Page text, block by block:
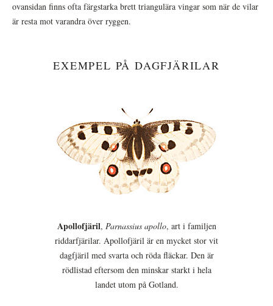
ovansidan finns ofta färgstarka brett triangulära vingar som när de vilar
är resta mot varandra över ryggen.
EXEMPEL PÅ DAGFJÄRILAR
Apollofjäril, Parnassius apollo, art i familjen
riddarfjärilar. Apollofjäril är en mycket stor vit
dagfjäril med svarta och röda fläckar. Den är
rödlistad eftersom den minskar starkt i hela
landet utom på Gotland.